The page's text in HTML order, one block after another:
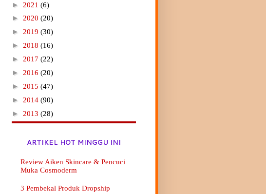
► 2021 (6)
► 2020 (20)
► 2019 (30)
► 2018 (16)
► 2017 (22)
► 2016 (20)
► 2015 (47)
► 2014 (90)
► 2013 (28)
ARTIKEL HOT MINGGU INI
Review Aiken Skincare & Pencuci
Muka Cosmoderm
3 Pembekal Produk Dropship